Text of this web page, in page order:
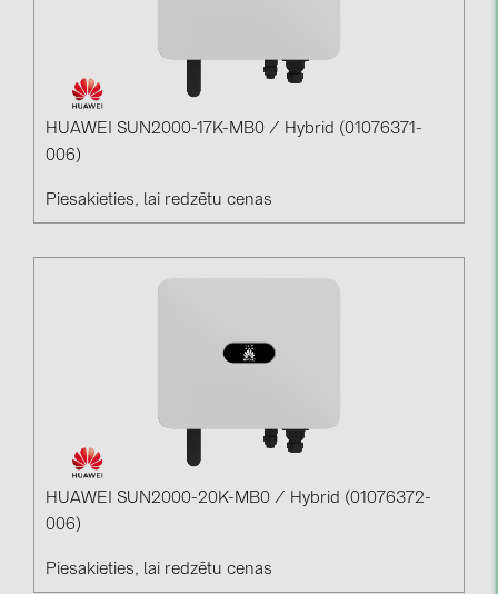
HUAWEI SUN2000-17K-MB0 / Hybrid (01076371-
006)
Piesakieties, lai redzētu cenas
HUAWEI SUN2000-20K-MB0 / Hybrid (01076372-
006)
Piesakieties, lai redzētu cenas